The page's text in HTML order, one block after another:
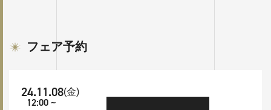
フェア予約
24.11.08(金)
12:00 ~